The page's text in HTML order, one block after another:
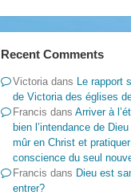
Recent Comments
Victoriadans Le rapport
de Victoria des églises
Francis dans Arriver à
bien l’intendance de
mûr en Christ et
conscience du seul
Francis dans Dieu est
entrer?